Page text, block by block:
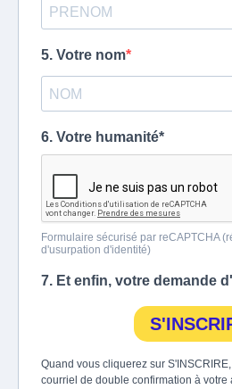
5. Votre nom
6. Votre humanité*
Formulaire sécurisé par reCAPTCHA
d'usurpation d'identité)
7. Et enfin, votre demande
Quand vous cliquerez sur
courriel de double confirmation à